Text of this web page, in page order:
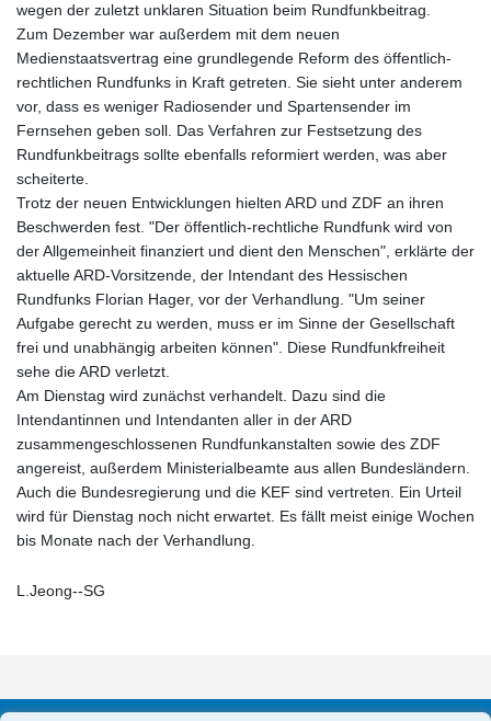
wegen der zuletzt unklaren Situation beim Rundfunkbeitrag.
Zum Dezember war außerdem mit dem neuen
Medienstaatsvertrag eine grundlegende Reform des öffentlich-
rechtlichen Rundfunks in Kraft getreten. Sie sieht unter anderem
vor, dass es weniger Radiosender und Spartensender im
Fernsehen geben soll. Das Verfahren zur Festsetzung des
Rundfunkbeitrags sollte ebenfalls reformiert werden, was aber
scheiterte.
Trotz der neuen Entwicklungen hielten ARD und ZDF an ihren
Beschwerden fest. "Der öffentlich-rechtliche Rundfunk wird von
der Allgemeinheit finanziert und dient den Menschen", erklärte der
aktuelle ARD-Vorsitzende, der Intendant des Hessischen
Rundfunks Florian Hager, vor der Verhandlung. "Um seiner
Aufgabe gerecht zu werden, muss er im Sinne der Gesellschaft
frei und unabhängig arbeiten können". Diese Rundfunkfreiheit
sehe die ARD verletzt.
Am Dienstag wird zunächst verhandelt. Dazu sind die
Intendantinnen und Intendanten aller in der ARD
zusammengeschlossenen Rundfunkanstalten sowie des ZDF
angereist, außerdem Ministerialbeamte aus allen Bundesländern.
Auch die Bundesregierung und die KEF sind vertreten. Ein Urteil
wird für Dienstag noch nicht erwartet. Es fällt meist einige Wochen
bis Monate nach der Verhandlung.
L.Jeong--SG